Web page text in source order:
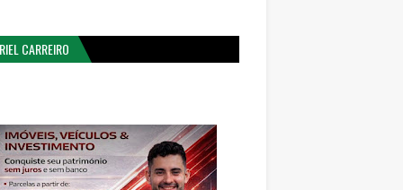
CARREIRO